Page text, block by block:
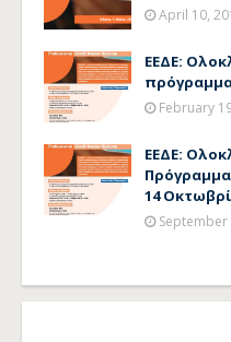
April 10,
ΕΕΔΕ:
February
ΕΕΔΕ:
14
September